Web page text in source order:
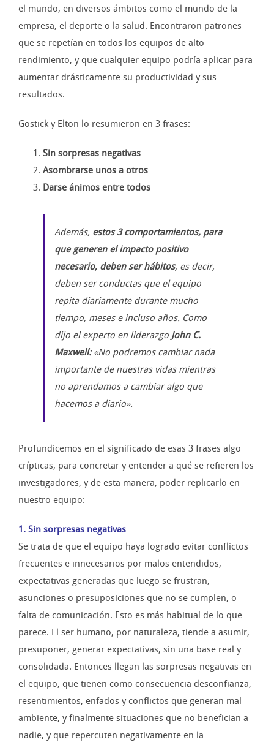
el mundo, en diversos ámbitos como el mundo de la
empresa, el deporte o la salud. Encontraron patrones
que se repetían en todos los equipos de alto
rendimiento, y que cualquier equipo podría aplicar para
aumentar drásticamente su productividad y sus
resultados.
Gostick y Elton lo resumieron en 3 frases:
Sin sorpresas negativas
Asombrarse unos a otros
Darse ánimos entre todos
Además, estos 3 comportamientos, para
que generen el impacto positivo
necesario, deben ser hábitos, es decir,
deben ser conductas que el equipo
repita diariamente durante mucho
tiempo, meses e incluso años. Como
dijo el experto en liderazgo John C.
Maxwell:«No podremos cambiar nada
importante de nuestras vidas mientras
no aprendamos a cambiar algo que
hacemos a diario».
Profundicemos en el significado de esas 3 frases algo
crípticas, para concretar y entender a qué se refieren los
investigadores, y de esta manera, poder replicarlo en
nuestro equipo:
1. Sin sorpresas negativas
Se trata de que el equipo haya logrado evitar conflictos
frecuentes e innecesarios por malos entendidos,
expectativas generadas que luego se frustran,
asunciones o presuposiciones que no se cumplen, o
falta de comunicación. Esto es más habitual de lo que
parece. El ser humano, por naturaleza, tiende a asumir,
presuponer, generar expectativas, sin una base real y
consolidada. Entonces llegan las sorpresas negativas en
el equipo, que tienen como consecuencia desconfianza,
resentimientos, enfados y conflictos que generan mal
ambiente, y finalmente situaciones que no benefician a
nadie, y que repercuten negativamente en la